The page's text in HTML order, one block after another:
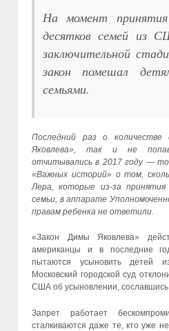
На момент принятия
десятков семей из
заключительной
закон помешал
семьями.
Последний раз о
Яковлева», так и не
отчитывались в 2017 году —
«Важных историй» о том,
Лера, которые из-за
семьи, в аппарате
правам ребенка не ответили.
«Закон Димы Яковлева»
американцы и в последние
пытаются усыновить детей
Московский городской суд
США об усыновлении, сославшись
Запрет работает
сталкиваются даже те, кто уже